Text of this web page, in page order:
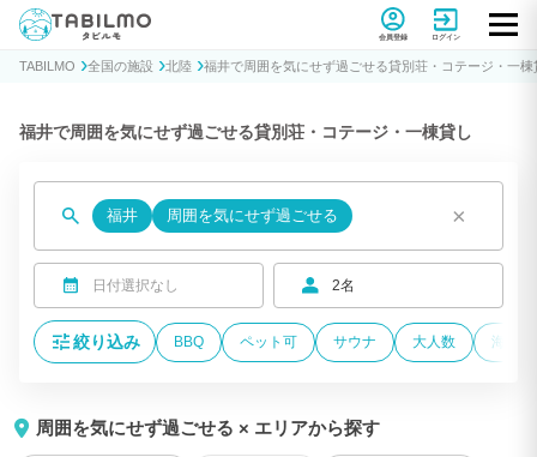
貸別荘コテージ・一棟貸し宿泊予約サイトTABILMO(タビルモ)
会員登録 ログイン
TABILMO 全国の施設 北陸 福井で周囲を気にせず過ごせる貸別荘・コテージ・一棟
福井で周囲を気にせず過ごせる貸別荘・コテージ・一棟貸し
福井 周囲を気にせず過ごせる ×
日付選択なし 2名
絞り込み BBQ ペット可 サウナ 大人数 海が
周囲を気にせず過ごせる × エリアから探す